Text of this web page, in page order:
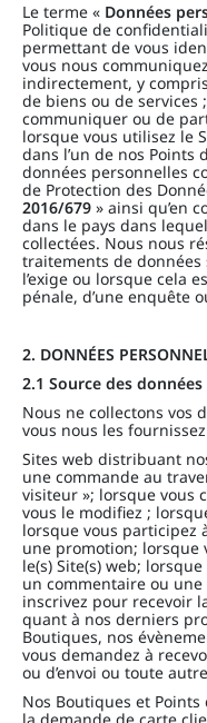
Le terme « Données
Politique de
permettant de vous
vous nous
indirectement, y
de biens ou de services
communiquer ou de
lorsque vous utilisez le
dans l’un de nos Points
données personnelles
de Protection des
2016/679 » ainsi qu’en
dans le pays dans
collectées. Nous nous
traitements de
l’exige ou lorsque cela
pénale, d’une enquête
2. DONNÉES
2.1 Source des
Nous ne collectons vos
vous nous les
Sites web distribuant
une commande au
visiteur »; lorsque vous
vous le modifiez ;
lorsque vous participez
une promotion; lorsque
le(s) Site(s) web;
un commentaire ou
inscrivez pour recevoir
quant à nos derniers
Boutiques, nos
vous demandez à
ou d’envoi ou toute
Nos Boutiques et